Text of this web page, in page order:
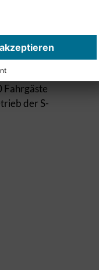
wollen
aus
Fahrgäste
der S-